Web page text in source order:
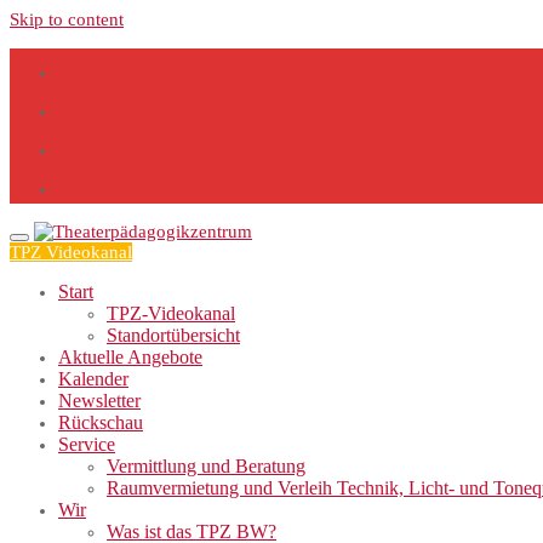
Skip to content
TPZ Videokanal
Start
TPZ-Videokanal
Standortübersicht
Aktuelle Angebote
Kalender
Newsletter
Rückschau
Service
Vermittlung und Beratung
Raumvermietung und Verleih Technik, Licht- und
Wir
Was ist das TPZ BW?